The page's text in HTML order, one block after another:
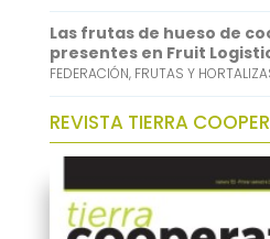
Las frutas de hueso de
presentes en Fruit
FEDERACIÓN, FRUTAS Y
REVISTA TIERRA